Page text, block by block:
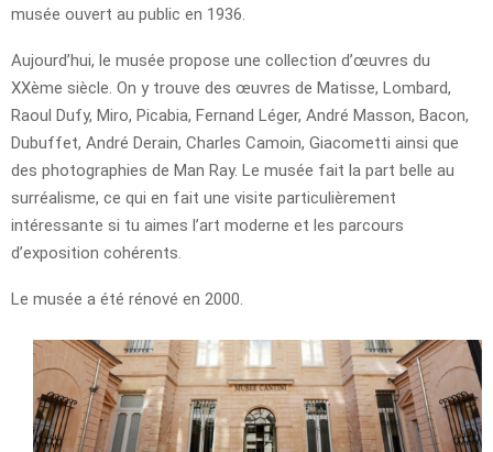
musée ouvert au public en 1936.
Aujourd’hui, le musée propose une collection d’œuvres du
XXème siècle. On y trouve des œuvres de Matisse, Lombard,
Raoul Dufy, Miro, Picabia, Fernand Léger, André Masson, Bacon,
Dubuffet, André Derain, Charles Camoin, Giacometti ainsi que
des photographies de Man Ray. Le musée fait la part belle au
surréalisme, ce qui en fait une visite particulièrement
intéressante si tu aimes l’art moderne et les parcours
d’exposition cohérents.
Le musée a été rénové en 2000.